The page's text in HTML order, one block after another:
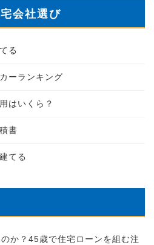
会社選び
る
ーランキング
はいくら？
書
てる
か？45歳で住宅ローンを組む注